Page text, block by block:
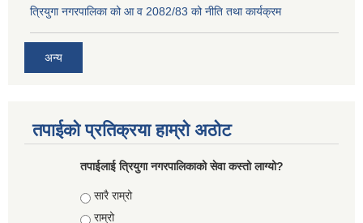
त्रियुगा नगरपालिका को आ व 2082/83 को नीति तथा कार्यक्रम
अन्य
तपाईको प्रतिक्रया हाम्रो अठोट
तपाईलाई त्रियुगा नगरपालिकाको सेवा कस्तो लाग्यो?
Choices
सारै राम्रो
राम्रो